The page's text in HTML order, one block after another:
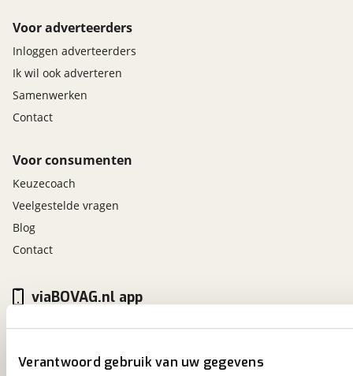
Verantwoord gebruik van uw gegevens
Voor adverteerders
Inloggen adverteerders
Ik wil ook adverteren
Samenwerken
Contact
Voor consumenten
Keuzecoach
Veelgestelde vragen
Blog
Contact
viaBOVAG.nl app